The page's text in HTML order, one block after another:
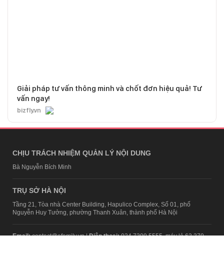
Giải pháp tư vấn thông minh và chốt đơn hiệu quả! Tư
vấn ngay!
bizfly.vn
CHỊU TRÁCH NHIỆM QUẢN LÝ NỘI DUNG
Bà Nguyễn Bích Minh
TRỤ SỞ HÀ NỘI
Tầng 21, Tòa nhà Center Building, Hapulico Complex, Số 01, phố
Nguyễn Huy Tưởng, phường Thanh Xuân, thành phố Hà Nội
Email:contact@afamily.vn |Điện thoại:024 7309 5555, máy lẻ 62.370